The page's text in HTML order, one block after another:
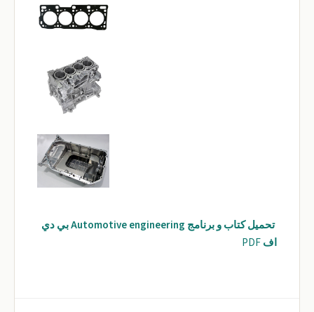
تحميل كتاب و برنامج Automotive engineering بي دي
افPDF